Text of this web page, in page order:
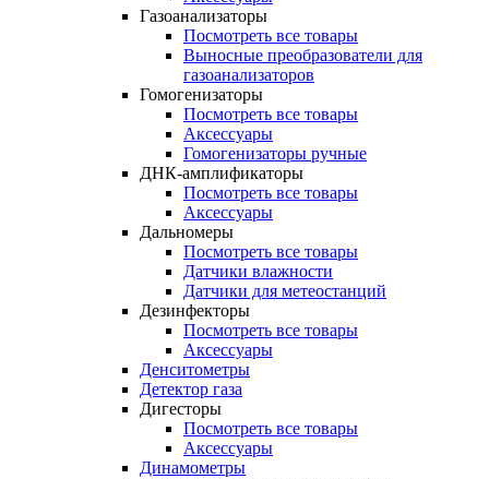
Газоанализаторы
Посмотреть все товары
Выносные преобразователи для
газоанализаторов
Гомогенизаторы
Посмотреть все товары
Аксессуары
Гомогенизаторы ручные
ДНК-амплификаторы
Посмотреть все товары
Аксессуары
Дальномеры
Посмотреть все товары
Датчики влажности
Датчики для метеостанций
Дезинфекторы
Посмотреть все товары
Аксессуары
Денситометры
Детектор газа
Дигесторы
Посмотреть все товары
Аксессуары
Динамометры